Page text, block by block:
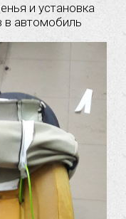
и установка
в автомобиль